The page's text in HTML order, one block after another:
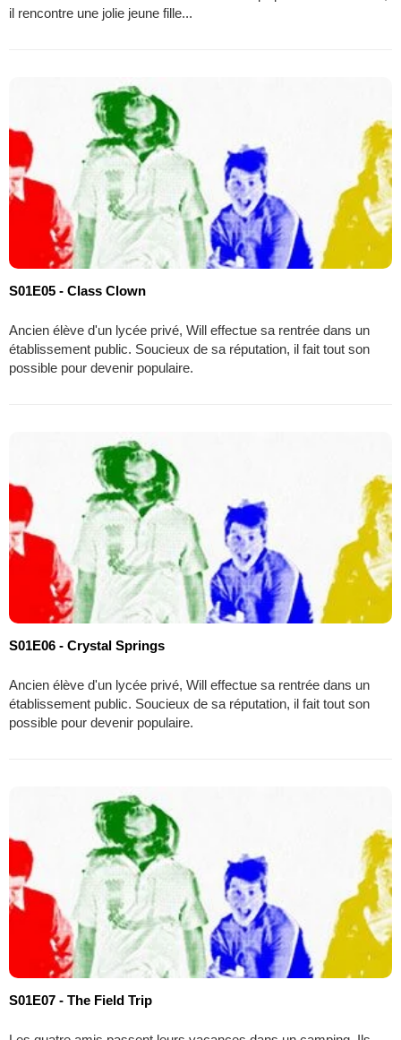
il rencontre une jolie jeune fille...
S01E05 - Class Clown
Ancien élève d'un lycée privé, Will effectue sa rentrée dans un
établissement public. Soucieux de sa réputation, il fait tout son
possible pour devenir populaire.
S01E06 - Crystal Springs
Ancien élève d'un lycée privé, Will effectue sa rentrée dans un
établissement public. Soucieux de sa réputation, il fait tout son
possible pour devenir populaire.
S01E07 - The Field Trip